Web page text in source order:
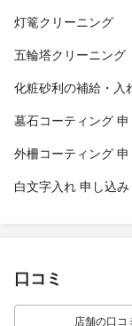
灯篭クリーニング
五輪塔クリーニング
化粧砂利の補給・入
墓石コーティング
外柵コーティング
白文字入れ 申し込み
口コミ
店舗の口コ